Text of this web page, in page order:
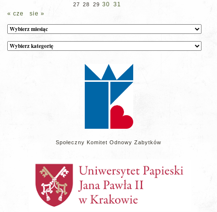
27 28 29 30 31
« cze
sie »
Archiwum
Kategorie
wpisów
Społeczny Komitet Odnowy Zabytków